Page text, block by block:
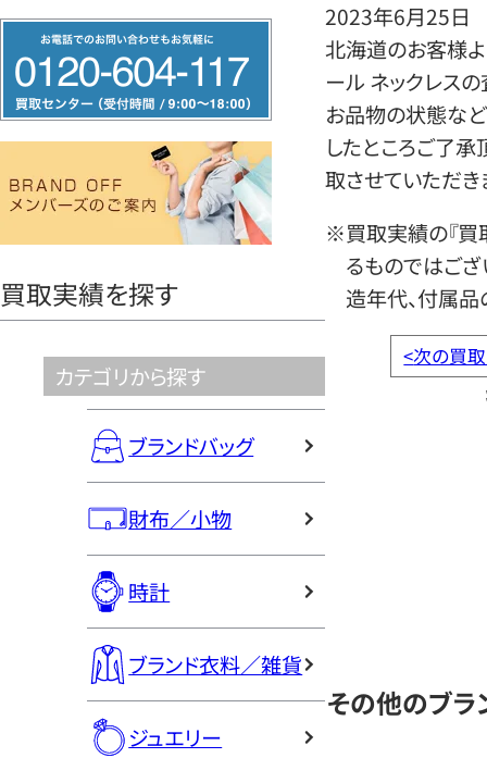
リ
ー
ヤ
買取実績を探す
カテゴリから探す
ブランドバッグ
財布／小物
時計
ブランド衣料／雑貨
ジュエリー
2023年6月25日
北海道のお客様
ール ネックレス
お品物の状態など
したところご了
取させていただき
※買取実績の『買
るものではござ
造年代、付属品
<次の買
その他のブラ